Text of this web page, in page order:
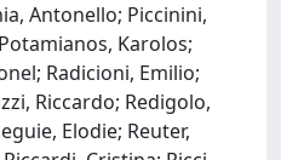
Antonello; Piccinini,
Karolos;
Radicioni, Emilio;
Riccardo; Redigolo,
Elodie; Reuter,